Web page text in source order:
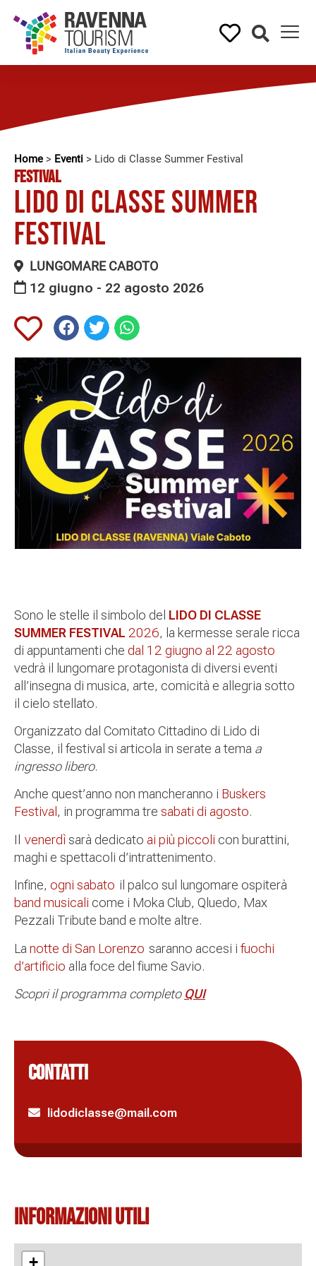
Home > Eventi > Lido di Classe Summer Festival
FESTIVAL
Lido di Classe Summer
Festival
LUNGOMARE CABOTO
12 giugno - 22 agosto 2026
Sono le stelle il simbolo del LIDO DI CLASSE
SUMMER FESTIVAL 2026, la kermesse serale ricca
di appuntamenti che dal 12 giugno al 22 agosto
vedrà il lungomare protagonista di diversi eventi
all’insegna di musica, arte, comicità e allegria sotto
il cielo stellato.
Organizzato dal Comitato Cittadino di Lido di
Classe, il festival si articola in serate a tema a
ingresso libero.
Anche quest’anno non mancheranno i Buskers
Festival , in programma tre sabati di agosto.
Il venerdì sarà dedicato ai più piccoli con burattini,
maghi e spettacoli d’intrattenimento.
Infine, ogni sabato il palco sul lungomare ospiterà
band musicali come i Moka Club, Qluedo, Max
Pezzali Tribute band e molte altre.
La notte di San Lorenzo saranno accesi i fuochi
d’artificio alla foce del fiume Savio.
Scopri il programma completo QUI
CONTATTI
lidodiclasse@mail.com
Informazioni Utili
+